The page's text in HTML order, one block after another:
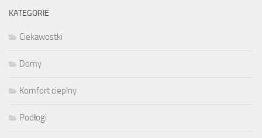
KATEGORIE
Ciekawostki
Domy
Komfort cieplny
Podłogi